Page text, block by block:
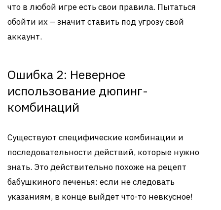
что в любой игре есть свои правила. Пытаться
обойти их – значит ставить под угрозу свой
аккаунт.
Ошибка 2: Неверное
использование дюпинг-
комбинаций
Существуют специфические комбинации и
последовательности действий, которые нужно
знать. Это действительно похоже на рецепт
бабушкиного печенья: если не следовать
указаниям, в конце выйдет что-то невкусное!